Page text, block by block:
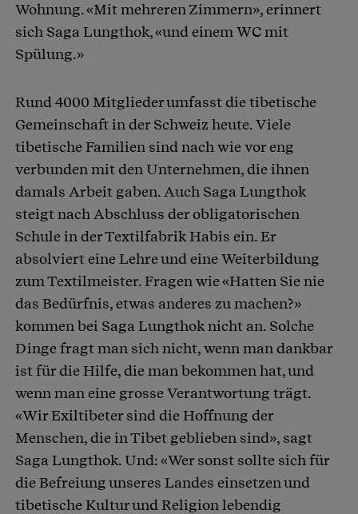
Wohnung. «Mit mehreren Zimmern», erinnert
sich Saga Lungthok, «und einem WC mit
Spülung.»
Rund 4000 Mitglieder umfasst die tibetische
Gemeinschaft in der Schweiz heute. Viele
tibetische Familien sind nach wie vor eng
verbunden mit den Unternehmen, die ihnen
damals Arbeit gaben. Auch Saga Lungthok
steigt nach Abschluss der obligatorischen
Schule in der Textilfabrik Habis ein. Er
absolviert eine Lehre und eine Weiterbildung
zum Textilmeister. Fragen wie «Hatten Sie nie
das Bedürfnis, etwas anderes zu machen?»
kommen bei Saga Lungthok nicht an. Solche
Dinge fragt man sich nicht, wenn man dankbar
ist für die Hilfe, die man bekommen hat, und
wenn man eine grosse Verantwortung trägt.
«Wir Exiltibeter sind die Hoffnung der
Menschen, die in Tibet geblieben sind», sagt
Saga Lungthok. Und: «Wer sonst sollte sich für
die Befreiung unseres Landes einsetzen und
tibetische Kultur und Religion lebendig